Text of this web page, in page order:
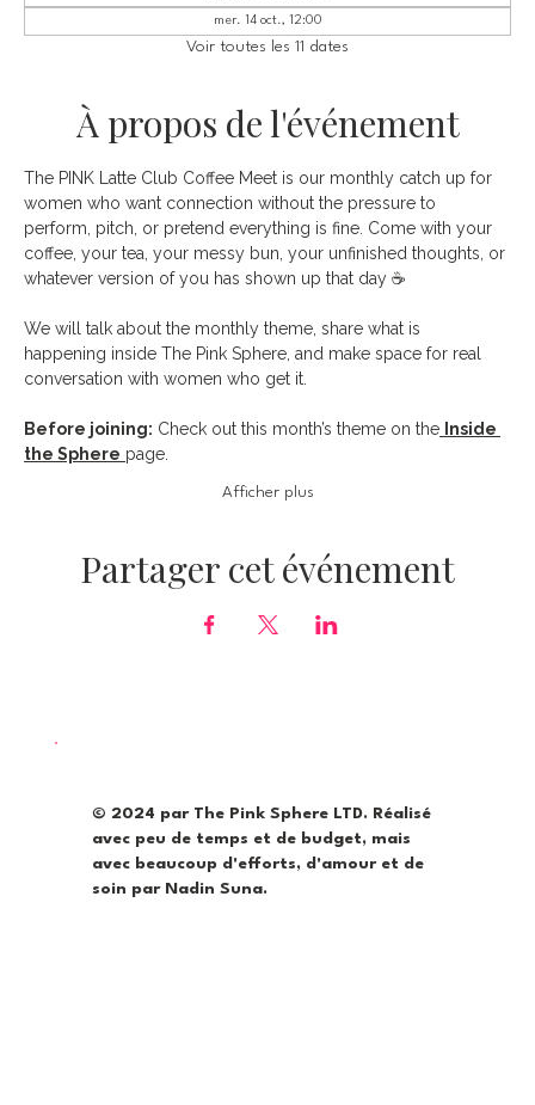
mer. 14 oct., 12:00
Voir toutes les 11 dates
À propos de l'événement
The PINK Latte Club Coffee Meet is our monthly catch up for
women who want connection without the pressure to
perform, pitch, or pretend everything is fine. Come with your
coffee, your tea, your messy bun, your unfinished thoughts, or
whatever version of you has shown up that day ☕️
We will talk about the monthly theme, share what is
happening inside The Pink Sphere, and make space for real
conversation with women who get it.
Before joining: Check out this month’s theme on the Inside
the Sphere page.
Afficher plus
Partager cet événement
© 2024 par The Pink Sphere LTD. Réalisé
avec peu de temps et de budget, mais
avec beaucoup d'efforts, d'amour et de
soin par Nadin Suna.